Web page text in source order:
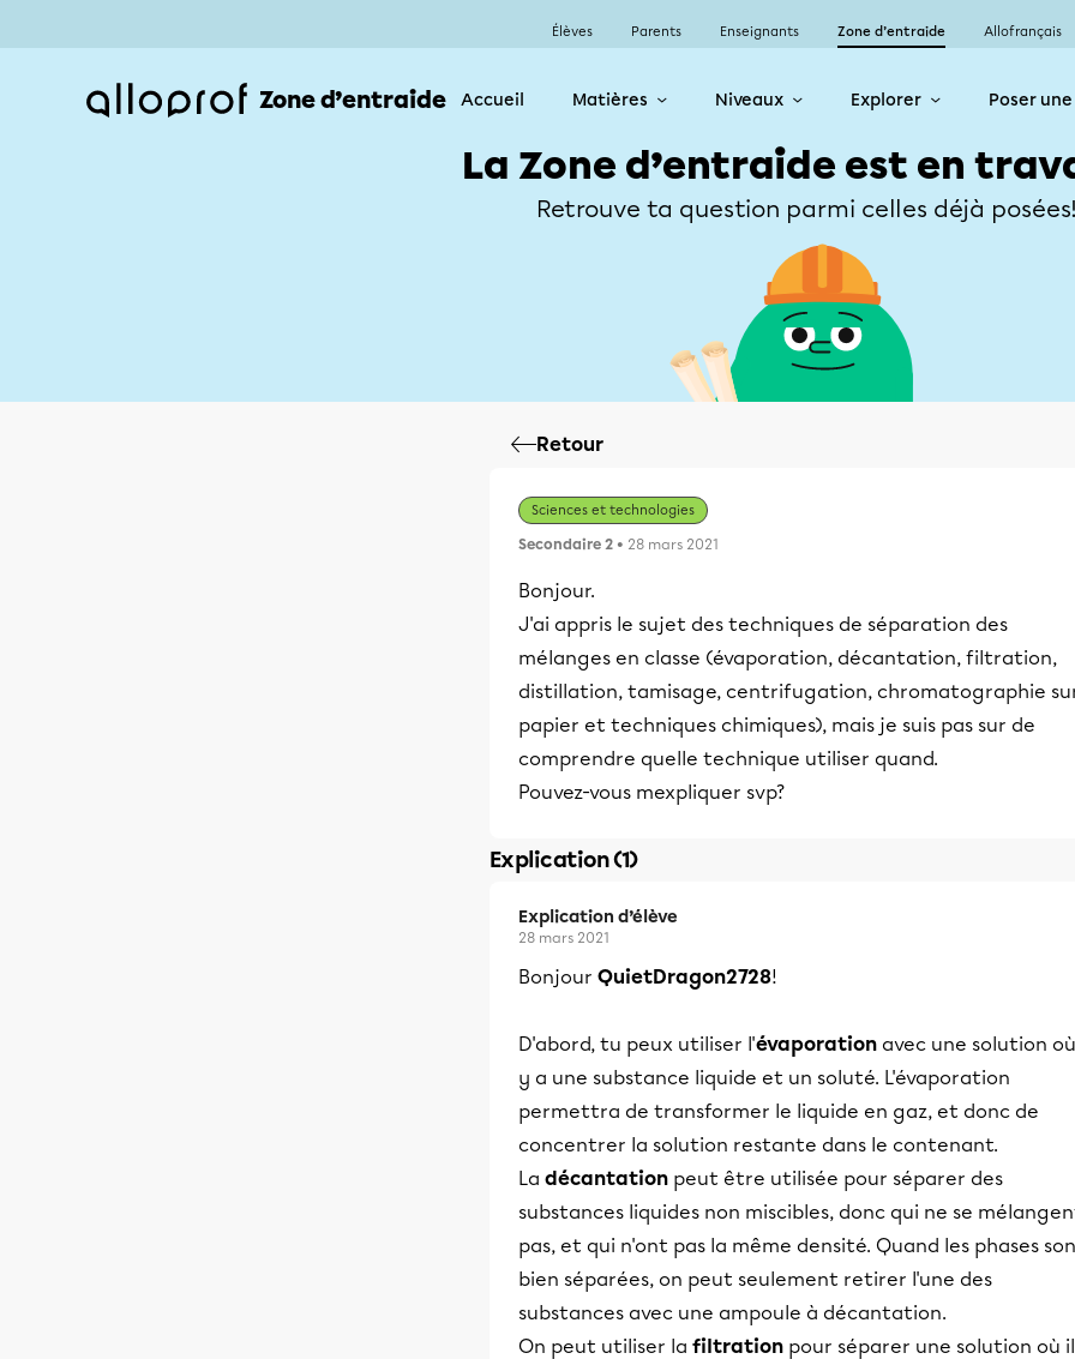
Élèves Parents Enseignants Zone d’entraide Allofrançais
Zone d’entraide Accueil Matières Niveaux Explorer Poser
La Zone d’entraide est en
Retrouve ta question parmi celles déjà
Retour
Sciences et technologies
Secondaire 2 • 28 mars 2021
Bonjour.
J'ai appris le sujet des techniques de séparation des
mélanges en classe (évaporation, décantation, filtration,
distillation, tamisage, centrifugation, chromatographie
papier et techniques chimiques), mais je suis pas sur de
comprendre quelle technique utiliser quand.
Pouvez-vous mexpliquer svp?
Explication (1)
Explication d’élève
28 mars 2021
Bonjour QuietDragon2728!
D'abord, tu peux utiliser l'évaporation avec une solution
y a une substance liquide et un soluté. L'évaporation
permettra de transformer le liquide en gaz, et donc de
concentrer la solution restante dans le contenant.
La décantation peut être utilisée pour séparer des
substances liquides non miscibles, donc qui ne se
pas, et qui n'ont pas la même densité. Quand les phases
bien séparées, on peut seulement retirer l'une des
substances avec une ampoule à décantation.
On peut utiliser la filtration pour séparer une solution où